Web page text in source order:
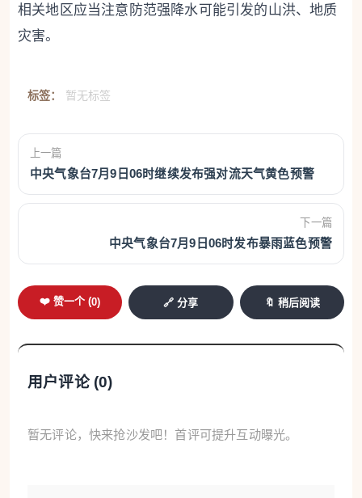
相关地区应当注意防范强降水可能引发的山洪、地质
灾害。
标签： 暂无标签
上一篇
中央气象台7月9日06时继续发布强对流天气黄色预警
下一篇
中央气象台7月9日06时发布暴雨蓝色预警
❤️ 赞一个 (0) 🔗 分享 🔖 稍后阅读
用户评论 (0)
暂无评论，快来抢沙发吧！首评可提升互动曝光。